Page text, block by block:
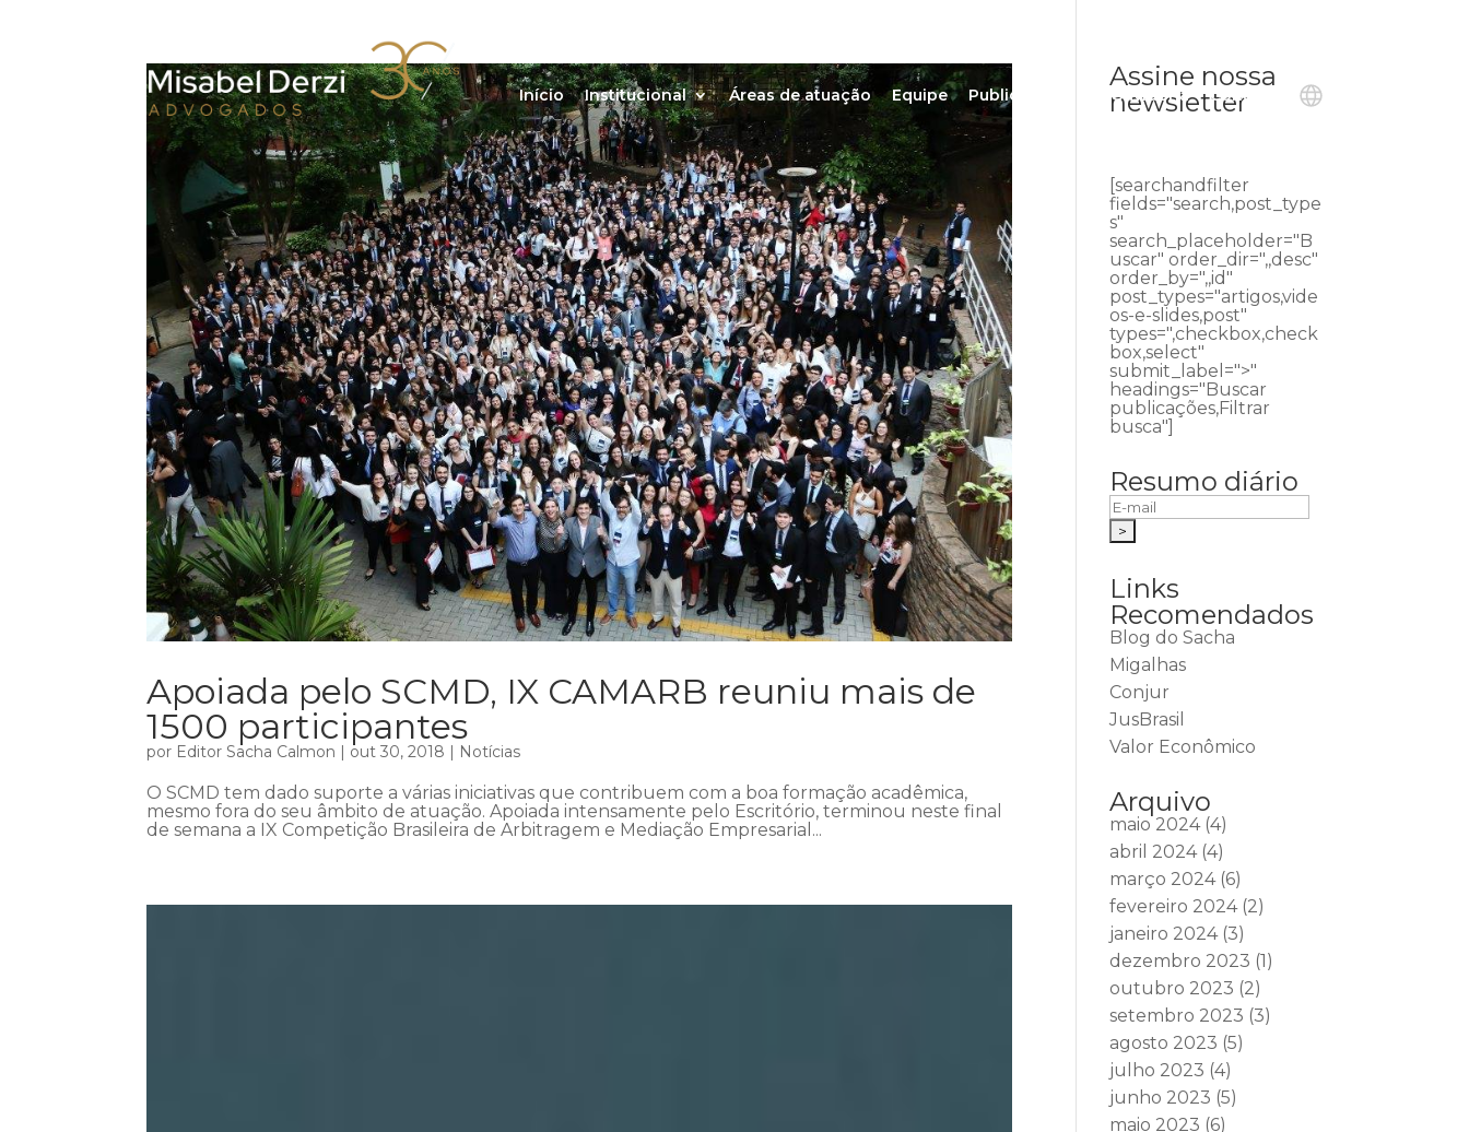
Início Institucional Áreas de atuação Equipe Publicações Ouvidoria Contato
Apoiada pelo SCMD, IX CAMARB reuniu mais de
1500 participantes
por Editor Sacha Calmon | out 30, 2018 | Notícias
O SCMD tem dado suporte a várias iniciativas que contribuem com a boa formação acadêmica,
mesmo fora do seu âmbito de atuação. Apoiada intensamente pelo Escritório, terminou neste final
de semana a IX Competição Brasileira de Arbitragem e Mediação Empresarial...
Assine nossa
newsletter
[searchandfilter
fields="search,post_type
s"
search_placeholder="B
uscar" order_dir=",,desc"
order_by=",,id"
post_types="artigos,vide
os-e-slides,post"
types=",checkbox,check
box,select"
submit_label=">"
headings="Buscar
publicações,Filtrar
busca"]
Resumo diário
Links
Recomendados
Blog do Sacha
Migalhas
Conjur
JusBrasil
Valor Econômico
Arquivo
maio 2024(4)
abril 2024(4)
março 2024(6)
fevereiro 2024(2)
janeiro 2024(3)
dezembro 2023 (1)
outubro 2023 (2)
setembro 2023 (3)
agosto 2023 (5)
julho 2023 (4)
junho 2023 (5)
maio 2023 (6)